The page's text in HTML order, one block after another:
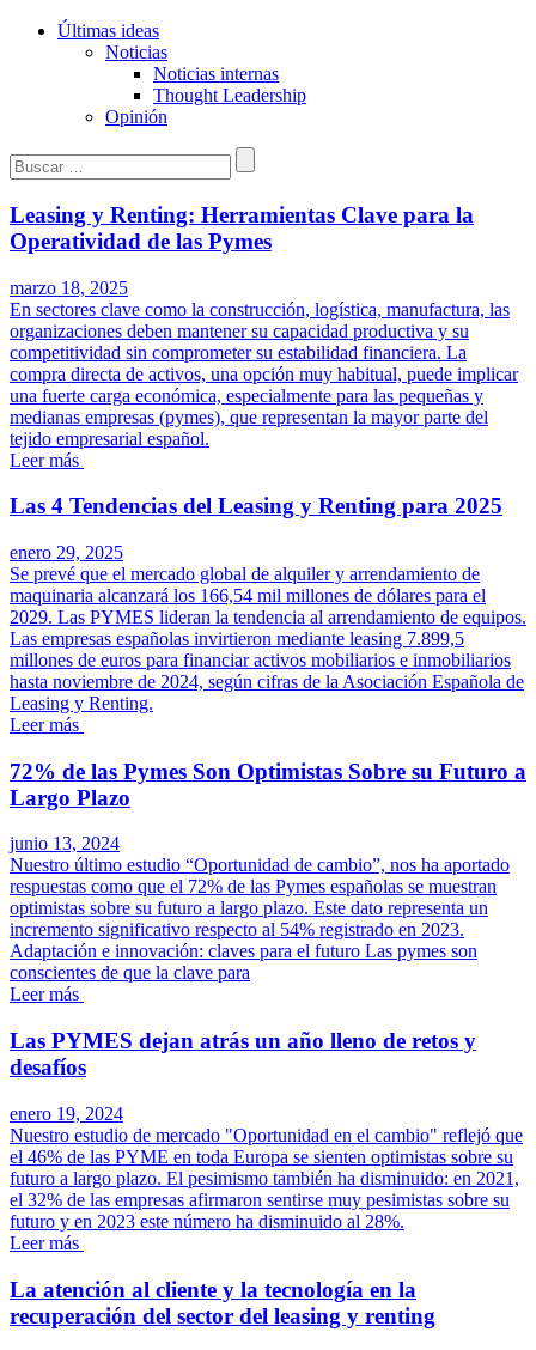
Últimas ideas
Noticias
Noticias internas
Thought Leadership
Opinión
Buscar:
Leasing y Renting: Herramientas Clave para la
Operatividad de las Pymes
marzo 18, 2025
En sectores clave como la construcción, logística, manufactura, las
organizaciones deben mantener su capacidad productiva y su
competitividad sin comprometer su estabilidad financiera. La
compra directa de activos, una opción muy habitual, puede implicar
una fuerte carga económica, especialmente para las pequeñas y
medianas empresas (pymes), que representan la mayor parte del
tejido empresarial español.
Leer más
Las 4 Tendencias del Leasing y Renting para 2025
enero 29, 2025
Se prevé que el mercado global de alquiler y arrendamiento de
maquinaria alcanzará los 166,54 mil millones de dólares para el
2029. Las PYMES lideran la tendencia al arrendamiento de equipos.
Las empresas españolas invirtieron mediante leasing 7.899,5
millones de euros para financiar activos mobiliarios e inmobiliarios
hasta noviembre de 2024, según cifras de la Asociación Española de
Leasing y Renting.
Leer más
72% de las Pymes Son Optimistas Sobre su Futuro a
Largo Plazo
junio 13, 2024
Nuestro último estudio “Oportunidad de cambio”, nos ha aportado
respuestas como que el 72% de las Pymes españolas se muestran
optimistas sobre su futuro a largo plazo. Este dato representa un
incremento significativo respecto al 54% registrado en 2023.
Adaptación e innovación: claves para el futuro Las pymes son
conscientes de que la clave para
Leer más
Las PYMES dejan atrás un año lleno de retos y
desafíos
enero 19, 2024
Nuestro estudio de mercado "Oportunidad en el cambio" reflejó que
el 46% de las PYME en toda Europa se sienten optimistas sobre su
futuro a largo plazo. El pesimismo también ha disminuido: en 2021,
el 32% de las empresas afirmaron sentirse muy pesimistas sobre su
futuro y en 2023 este número ha disminuido al 28%.
Leer más
La atención al cliente y la tecnología en la
recuperación del sector del leasing y renting